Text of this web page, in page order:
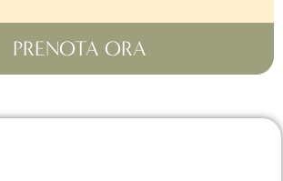
PRENOTA ORA